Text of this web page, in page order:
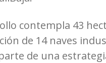
contempla 43
de 14 naves
de una